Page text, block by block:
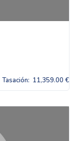
Tasación: 11,359.00 €